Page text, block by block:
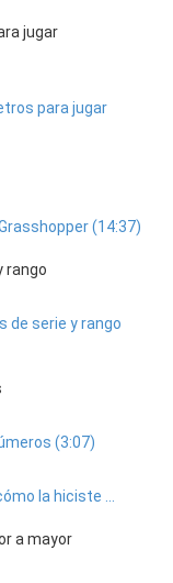
jugar
para jugar
(14:37)
rango
de serie y rango
(3:07)
la hiciste ...
a mayor